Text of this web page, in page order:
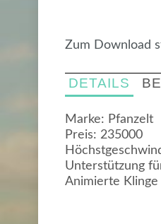
Zum Download
DETAILS
Marke: Pfanzelt
Preis: 235000
Unterstützung
Animierte Klinge